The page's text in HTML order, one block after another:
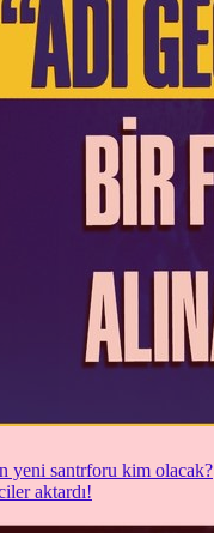
yeni santrforu kim olacak?
aktardı!